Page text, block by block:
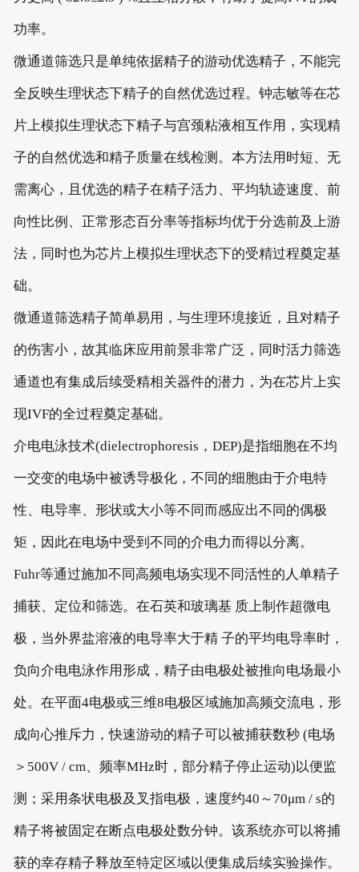
功率。
微通道筛选只是单纯依据精子的游动优选精子，不能完
全反映生理状态下精子的自然优选过程。钟志敏等在芯
片上模拟生理状态下精子与宫颈粘液相互作用，实现精
子的自然优选和精子质量在线检测。本方法用时短、无
需离心，且优选的精子在精子活力、平均轨迹速度、前
向性比例、正常形态百分率等指标均优于分选前及上游
法，同时也为芯片上模拟生理状态下的受精过程奠定基
础。
微通道筛选精子简单易用，与生理环境接近，且对精子
的伤害小，故其临床应用前景非常广泛，同时活力筛选
通道也有集成后续受精相关器件的潜力，为在芯片上实
现IVF的全过程奠定基础。
介电电泳技术(dielectrophoresis，DEP)是指细胞在不均
一交变的电场中被诱导极化，不同的细胞由于介电特
性、电导率、形状或大小等不同而感应出不同的偶极
矩，因此在电场中受到不同的介电力而得以分离。
Fuhr等通过施加不同高频电场实现不同活性的人单精子
捕获、定位和筛选。在石英和玻璃基 质上制作超微电
极，当外界盐溶液的电导率大于精 子的平均电导率时，
负向介电电泳作用形成，精子由电极处被推向电场最小
处。在平面4电极或三维8电极区域施加高频交流电，形
成向心推斥力，快速游动的精子可以被捕获数秒 (电场
＞500V / cm、频率MHz时，部分精子停止运动)以便监
测；采用条状电极及叉指电极，速度约40～70μm / s的
精子将被固定在断点电极处数分钟。该系统亦可以将捕
获的幸存精子释放至特定区域以便集成后续实验操作。